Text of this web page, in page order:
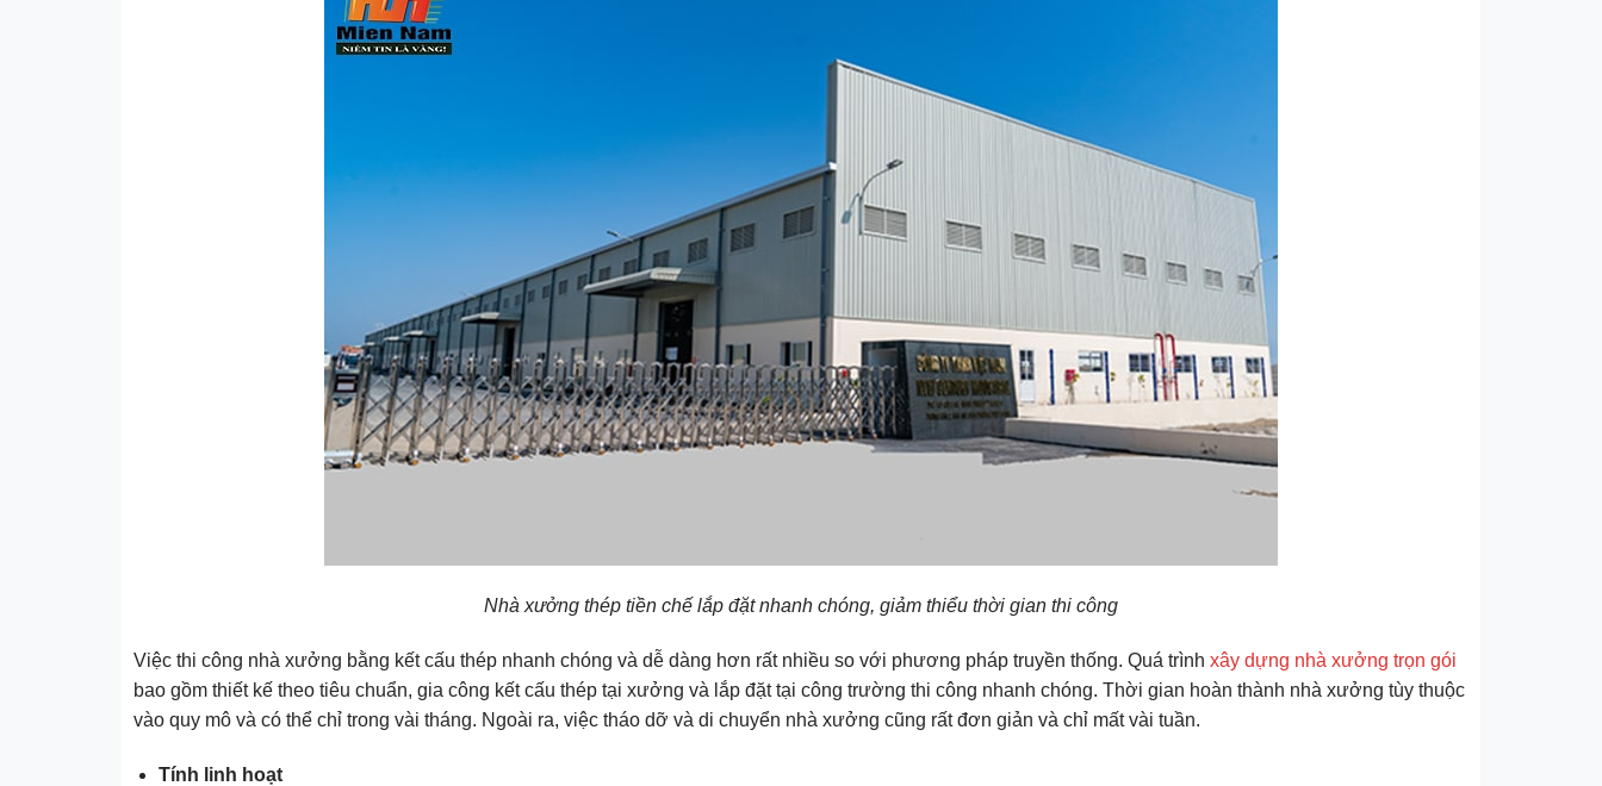
Nhà xưởng thép tiền chế lắp đặt nhanh chóng, giảm thiểu thời gian thi công
Việc thi công nhà xưởng bằng kết cấu thép nhanh chóng và dễ dàng hơn rất nhiều so với phương pháp truyền thống. Quá trình xây dựng nhà xưởng trọn gói
bao gồm thiết kế theo tiêu chuẩn, gia công kết cấu thép tại xưởng và lắp đặt tại công trường thi công nhanh chóng. Thời gian hoàn thành nhà xưởng tùy thuộc
vào quy mô và có thể chỉ trong vài tháng. Ngoài ra, việc tháo dỡ và di chuyển nhà xưởng cũng rất đơn giản và chỉ mất vài tuần.
Tính linh hoạt